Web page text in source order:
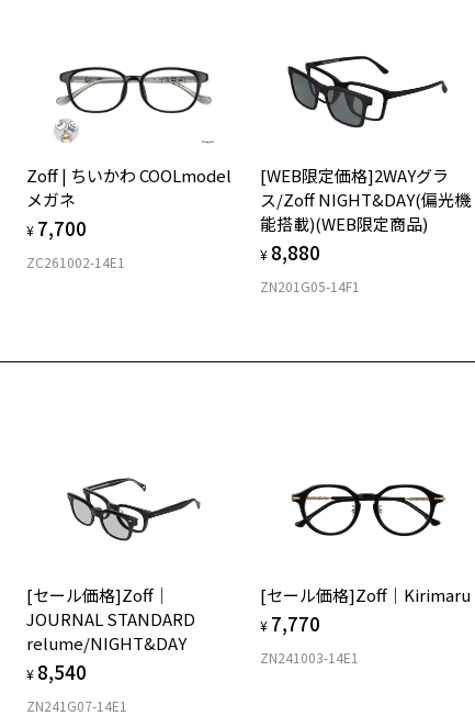
商品詳細ページへ
お気に入り
お気に入りに追加済です。
お気に入りリストは
Zoff | ちいかわ COOLmodel
メガネ
¥ 7,700
ZC261002-14E1
[WEB限定価格]2WAYグラ
ス/Zoff NIGHT&DAY(偏光機
能搭載)(WEB限定商品)
¥ 8,880
ZN201G05-14F1
[セール価格]Zoff｜
JOURNAL STANDARD
relume/NIGHT&DAY
¥ 8,540
ZN241G07-14E1
[セール価格]Zoff｜Kirimaru
¥ 7,770
ZN241003-14E1